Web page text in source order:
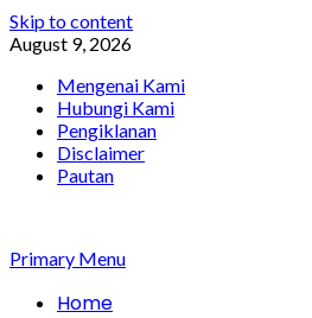
Skip to content
August 9, 2026
Mengenai Kami
Hubungi Kami
Pengiklanan
Disclaimer
Pautan
Primary Menu
Home